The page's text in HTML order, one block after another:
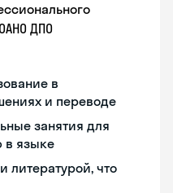
ДПО
в
и переводе
занятия для
в языке
литературой, что